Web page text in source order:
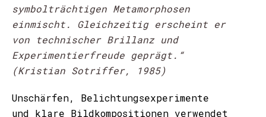
symbolträchtigen Metamorphosen
einmischt. Gleichzeitig erscheint er
von technischer Brillanz und
Experimentierfreude geprägt.“
(Kristian Sotriffer, 1985)
Unschärfen, Belichtungsexperimente
und klare Bildkompositionen verwendet